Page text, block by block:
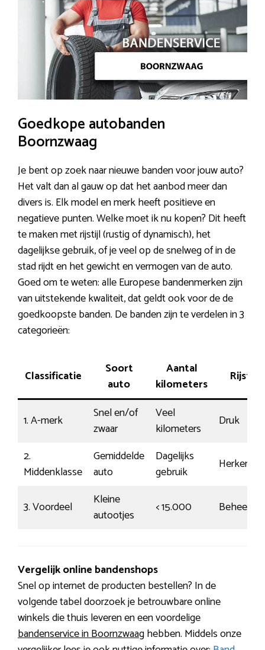
Goedkope autobanden
Boornzwaag
Je bent op zoek naar nieuwe banden voor jouw auto?
Het valt dan al gauw op dat het aanbod meer dan
divers is. Elk model en merk heeft positieve en
negatieve punten. Welke moet ik nu kopen? Dit heeft
te maken met rijstijl (rustig of dynamisch), het
dagelijkse gebruik, of je veel op de snelweg of in de
stad rijdt en het gewicht en vermogen van de auto.
Goed om te weten: alle Europese bandenmerken zijn
van uitstekende kwaliteit, dat geldt ook voor de de
goedkoopste banden. De banden zijn te verdelen in 3
categorieën:
Classificatie
Soort
auto
Aantal
kilometers
Rijstijl
1. A-merk
Snel en/of
zwaar
Veel
kilometers
Druk
2.
Middenklasse
Gemiddelde
auto
Dagelijks
gebruik
3. Voordeel
Kleine
autootjes
< 15.000 Beheerst
Vergelijk online bandenshops
Snel op internet de producten bestellen? In de
volgende tabel doorzoek je betrouwbare online
winkels die thuis leveren en een voordelige
bandenservice in Boornzwaaghebben. Middels onze